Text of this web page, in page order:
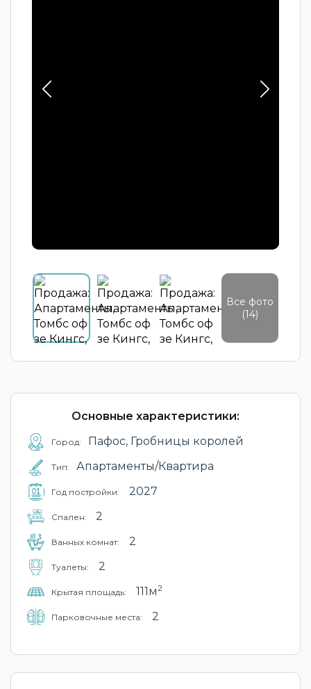
Все фото
(14)
Основные характеристики:
Город: Пафос, Гробницы королей
Тип: Апартаменты/Квартира
Год постройки: 2027
Cпален: 2
Ванных комнат: 2
Туалеты: 2
Крытая площадь: 111м2
Парковочные места: 2